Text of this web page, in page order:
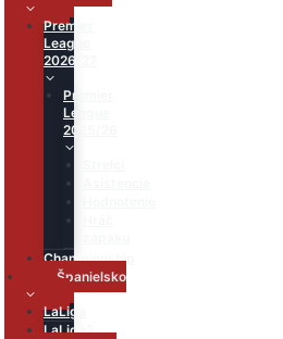
Premier
League
2026/27
Premier
League
2025/26
Championship
Španielsko
LaLiga
LaLiga2